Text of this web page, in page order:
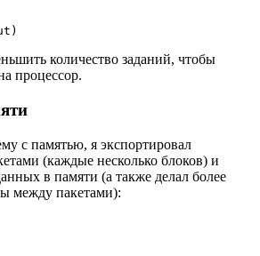
количество заданий, чтобы
процессор.
с памятью, я экспортировал
(каждые несколько блоков) и
в памяти (а также делал более
между пакетами):